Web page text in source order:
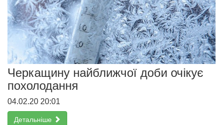
Черкащину найближчої доби очікує
похолодання
04.02.20 20:01
Детальніше